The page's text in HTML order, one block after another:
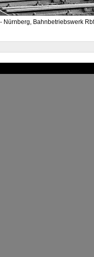
Nürnberg, Bahnbetriebswerk Rbf